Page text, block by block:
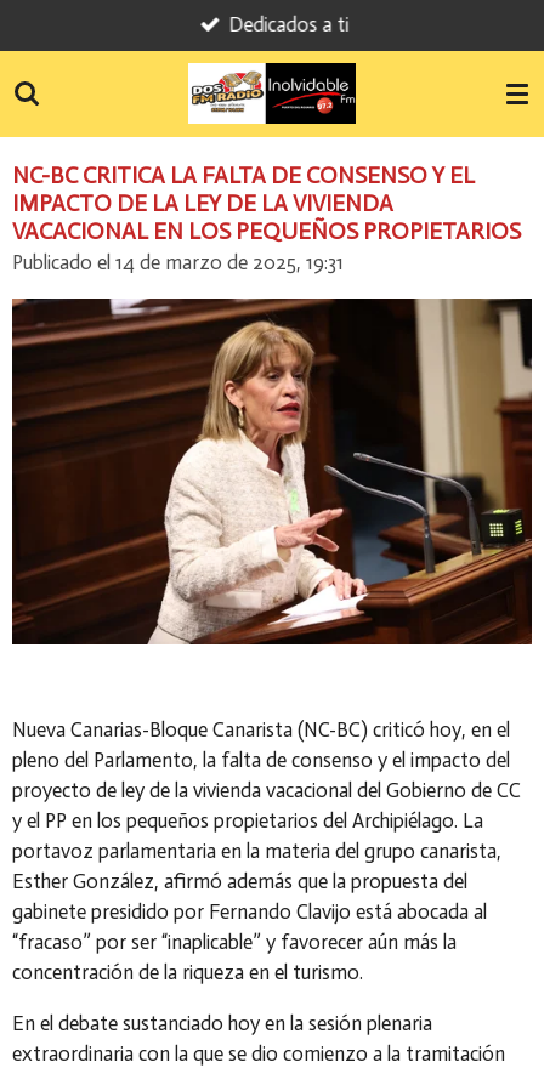
al
contenido
Dedicados a ti
NC-BC CRITICA LA FALTA DE CONSENSO Y EL
IMPACTO DE LA LEY DE LA VIVIENDA
VACACIONAL EN LOS PEQUEÑOS PROPIETARIOS
Publicado el 14 de marzo de 2025, 19:31
Nueva Canarias-Bloque Canarista (NC-BC) criticó hoy, en el
pleno del Parlamento, la falta de consenso y el impacto del
proyecto de ley de la vivienda vacacional del Gobierno de CC
y el PP en los pequeños propietarios del Archipiélago. La
portavoz parlamentaria en la materia del grupo canarista,
Esther González, afirmó además que la propuesta del
gabinete presidido por Fernando Clavijo está abocada al
“fracaso” por ser “inaplicable” y favorecer aún más la
concentración de la riqueza en el turismo.
En el debate sustanciado hoy en la sesión plenaria
extraordinaria con la que se dio comienzo a la tramitación